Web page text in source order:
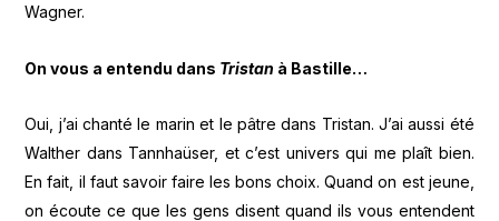
Wagner.
On vous a entendu dans Tristan à Bastille…
Oui, j’ai chanté le marin et le pâtre dans Tristan. J’ai aussi été
Walther dans Tannhaüser, et c’est univers qui me plaît bien.
En fait, il faut savoir faire les bons choix. Quand on est jeune,
on écoute ce que les gens disent quand ils vous entendent